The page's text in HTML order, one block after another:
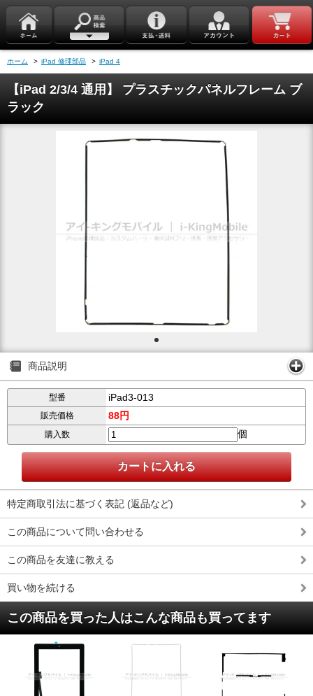
ホーム > iPad 修理部品 > iPad 4
【iPad 2/3/4 通用】 プラスチックパネルフレーム ブ
ラック
商品説明
型番 iPad3-013
販売価格 88円
購入数 個
特定商取引法に基づく表記 (返品など)
この商品について問い合わせる
この商品を友達に教える
買い物を続ける
この商品を買った人はこんな商品も買ってます